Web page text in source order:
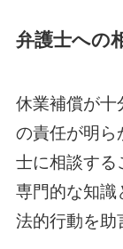
弁護士への
休業補償が十
の責任が明ら
士に相談する
専門的な知識
法的行動を助